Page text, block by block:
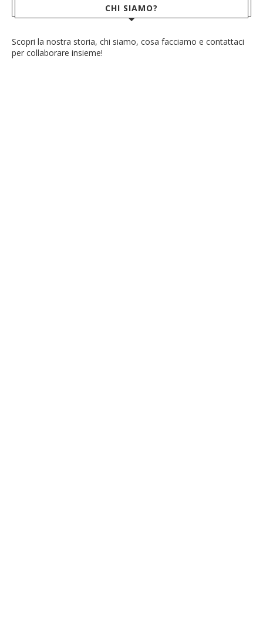
CHI SIAMO?
Scopri la nostra storia, chi siamo, cosa facciamo e contattaci
per collaborare insieme!